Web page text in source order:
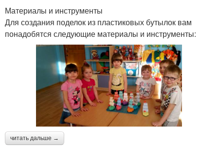
Материалы и инструменты
Для создания поделок из пластиковых бутылок вам
понадобятся следующие материалы и инструменты:
читать дальше →